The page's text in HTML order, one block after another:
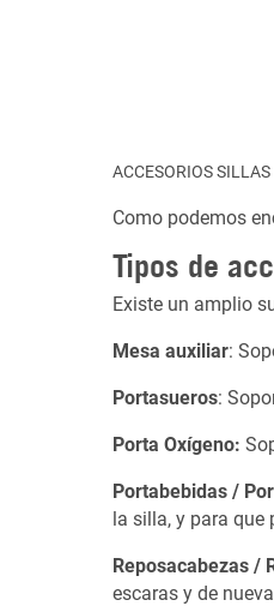
ACCESORIOS
Como podemos
Tipos de
Existe un amplio
Mesa auxiliar:
Portasueros:
Porta Oxígeno:
Portabebidas /
la silla, y para que
Reposacabezas /
escaras y de